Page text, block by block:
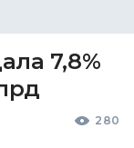
7,8%
280